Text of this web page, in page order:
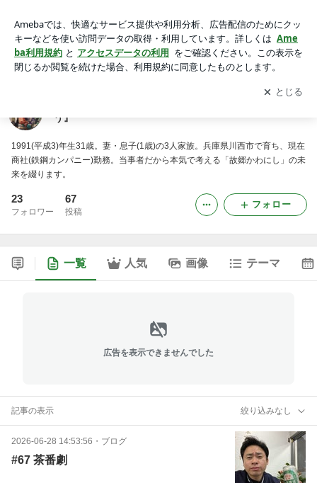
アプリをダウンロードして ブログの更新通知
を受け取りまし
ょう。
開く
う』
1991(平成3)年生31歳。妻・息子(1歳)の3人家族。兵庫県川西市で育ち、現在
商社(鉄鋼カンパニー)勤務。当事者だから本気で考える「故郷かわにし」の未
来を綴ります。
23
フォロワー
67
投稿
フォロー
一覧 人気 画像 テーマ
広告を表示できませんでした
記事の表示 絞り込みなし
2026-06-28 14:53:56 ・ ブログ
#67 茶番劇